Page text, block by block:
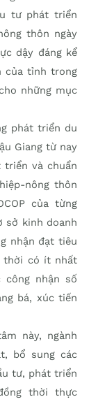
tư phát triển
thôn ngày
dậy đáng kể
của tỉnh trong
những mục
phát triển du
Giang từ nay
triển và chuẩn
nông thôn
của từng
sở kinh doanh
nhận đạt tiêu
thời có ít nhất
công nhận số
bá, xúc tiến
này, ngành
bổ sung các
tư, phát triển
thời thực